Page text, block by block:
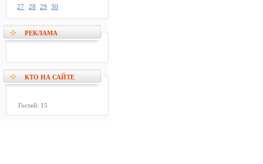
27
28 29 30
РЕКЛАМА
КТО НА САЙТЕ
Гостей: 15